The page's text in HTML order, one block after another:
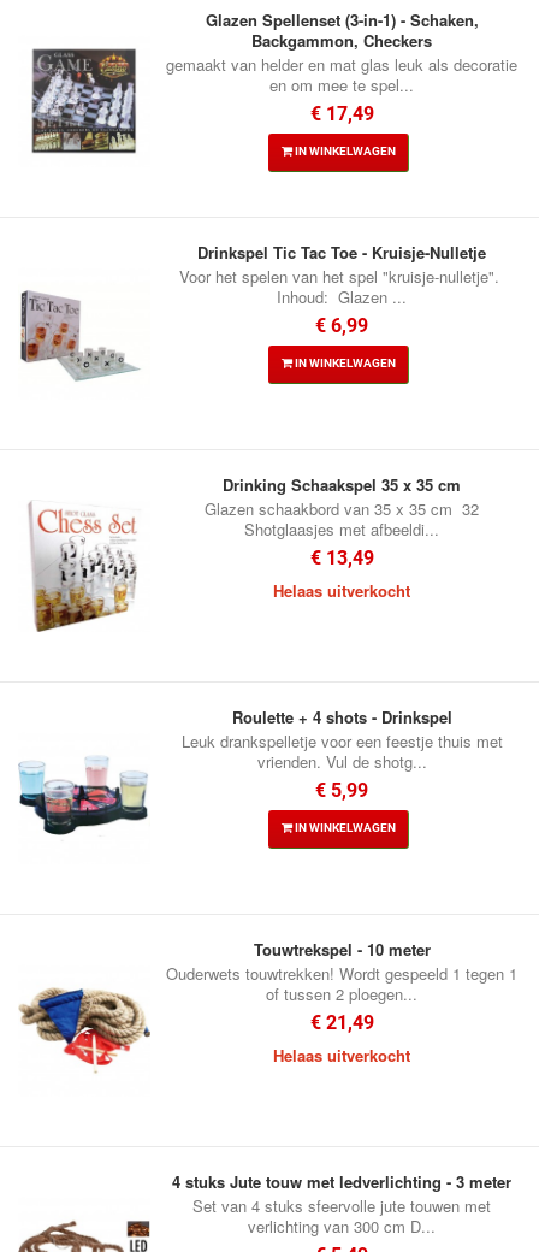
Glazen Spellenset (3-in-1) - Schaken,
Backgammon, Checkers
gemaakt van helder en mat glas leuk als decoratie
en om mee te spel...
€ 17,49
IN WINKELWAGEN
Drinkspel Tic Tac Toe - Kruisje-Nulletje
Voor het spelen van het spel "kruisje-nulletje".
Inhoud: Glazen ...
€ 6,99
IN WINKELWAGEN
Drinking Schaakspel 35 x 35 cm
Glazen schaakbord van 35 x 35 cm 32
Shotglaasjes met afbeeldi...
€ 13,49
Helaas uitverkocht
Roulette + 4 shots - Drinkspel
Leuk drankspelletje voor een feestje thuis met
vrienden. Vul de shotg...
€ 5,99
IN WINKELWAGEN
Touwtrekspel - 10 meter
Ouderwets touwtrekken! Wordt gespeeld 1 tegen 1
of tussen 2 ploegen...
€ 21,49
Helaas uitverkocht
4 stuks Jute touw met ledverlichting - 3 meter
Set van 4 stuks sfeervolle jute touwen met
verlichting van 300 cm D...